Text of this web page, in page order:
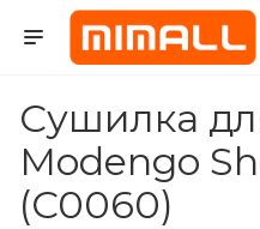
Сушилка
Modengo
(C0060)